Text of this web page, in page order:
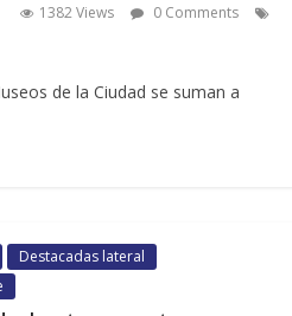
1382 Views
0 Comments
de la Ciudad se suman a
Destacadas lateral